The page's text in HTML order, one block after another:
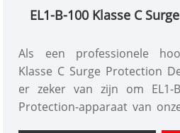
EL1-B-100 Klasse C
Als een professionele
Klasse C Surge Protection
er zeker van zijn om EL1-
Protection-apparaat van